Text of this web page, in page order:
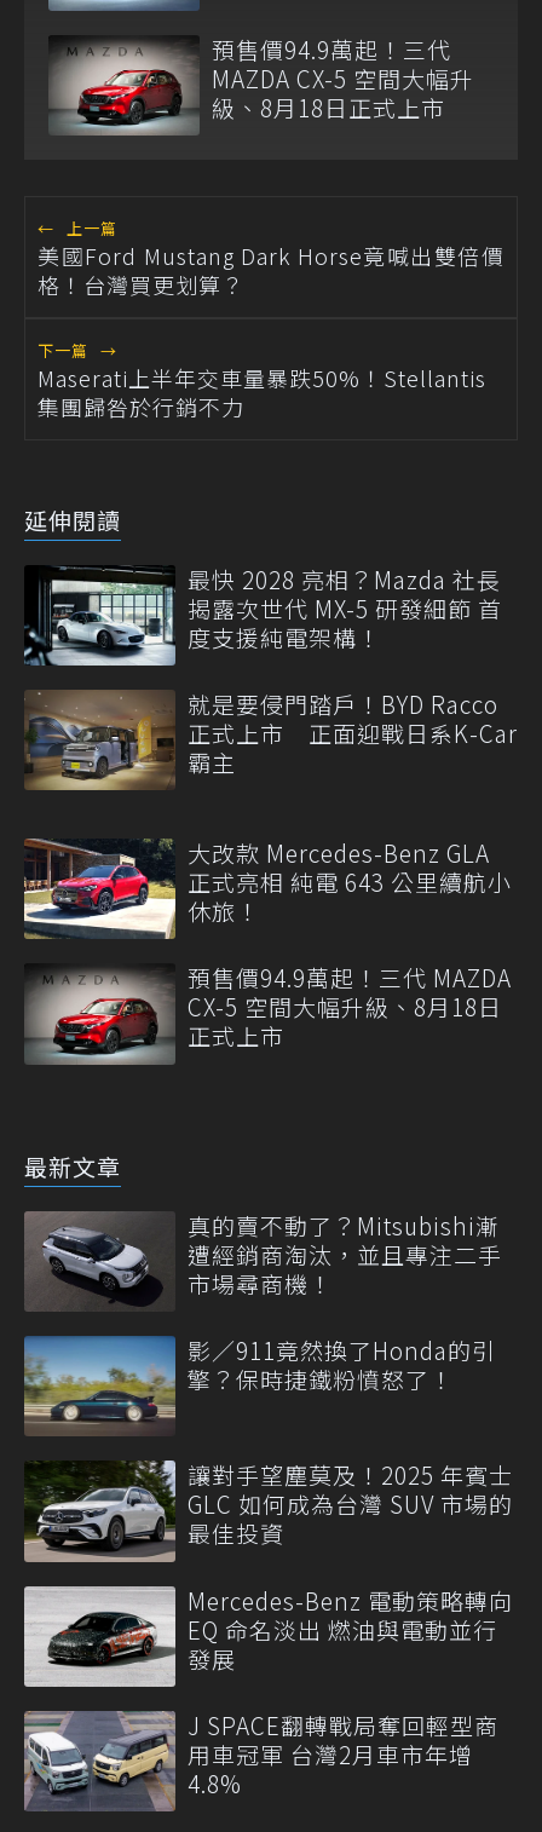
預售價94.9萬起！三代
MAZDA CX-5 空間大幅升
級、8月18日正式上市
← 上一篇
美國Ford Mustang Dark Horse竟喊出雙倍價
格！台灣買更划算？
下一篇 →
Maserati上半年交車量暴跌50%！Stellantis
集團歸咎於行銷不力
延伸閱讀
最快 2028 亮相？Mazda 社長
揭露次世代 MX-5 研發細節 首
度支援純電架構！
就是要侵門踏戶！BYD Racco
正式上市 正面迎戰日系K-Car
霸主
大改款 Mercedes-Benz GLA
正式亮相 純電 643 公里續航小
休旅！
預售價94.9萬起！三代 MAZDA
CX-5 空間大幅升級、8月18日
正式上市
最新文章
真的賣不動了？Mitsubishi漸
遭經銷商淘汰，並且專注二手
市場尋商機！
影／911竟然換了Honda的引
擎？保時捷鐵粉憤怒了！
讓對手望塵莫及！2025 年賓士
GLC 如何成為台灣 SUV 市場的
最佳投資
Mercedes-Benz 電動策略轉向
EQ 命名淡出 燃油與電動並行
發展
J SPACE翻轉戰局奪回輕型商
用車冠軍 台灣2月車市年增
4.8%